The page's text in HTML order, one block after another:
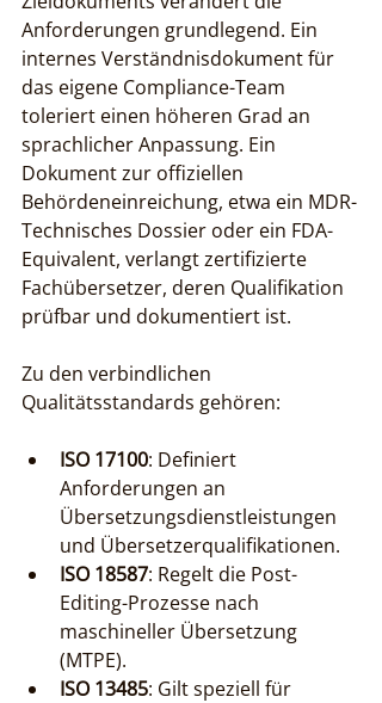
Anforderungen grundlegend. Ein
internes Verständnisdokument für
das eigene Compliance-Team
toleriert einen höheren Grad an
sprachlicher Anpassung. Ein
Dokument zur offiziellen
Behördeneinreichung, etwa ein MDR-
Technisches Dossier oder ein FDA-
Equivalent, verlangt zertifizierte
Fachübersetzer, deren Qualifikation
prüfbar und dokumentiert ist.
Zu den verbindlichen
Qualitätsstandards gehören:
ISO 17100: Definiert
Anforderungen an
Übersetzungsdienstleistungen
und Übersetzerqualifikationen.
ISO 18587: Regelt die Post-
Editing-Prozesse nach
maschineller Übersetzung
(MTPE).
ISO 13485: Gilt speziell für